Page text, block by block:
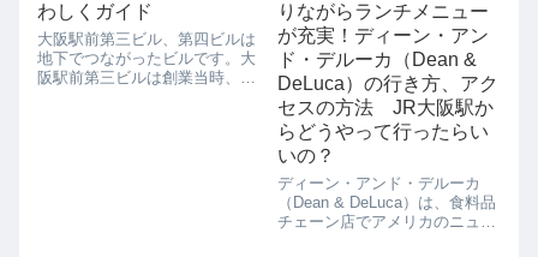
わしくガイド
大阪駅前第三ビル、第四ビルは
地下でつながったビルです。大
阪駅前第三ビルは創業当時、西
りながらランチメニュー
が充実！ディーン・アン
ド・デルーカ（Dean &
DeLuca）の行き方、アク
セスの方法 JR大阪駅か
らどうやって行ったらい
いの？
ディーン・アンド・デルーカ
（Dean & DeLuca）は、食料品
チェーン店でアメリカのニュー